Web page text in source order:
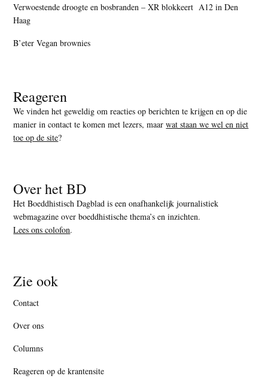
Verwoestende droogte en bosbranden – XR blokkeert A12 in Den
Haag
B’eter Vegan brownies
Reageren
We vinden het geweldig om reacties op berichten te krijgen en op die
manier in contact te komen met lezers, maarwat staan we wel en niet
toe op de site?
Over het BD
Het Boeddhistisch Dagblad is een onafhankelijk journalistiek
webmagazine over boeddhistische thema’s en inzichten.
Lees ons colofon.
Zie ook
Contact
Over ons
Columns
Reageren op de krantensite